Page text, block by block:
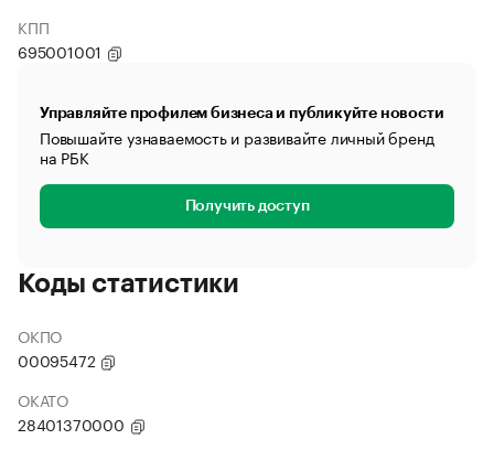
КПП
695001001
Управляйте профилем бизнеса и публикуйте новости
Повышайте узнаваемость и развивайте личный бренд
на РБК
Получить доступ
Коды статистики
ОКПО
00095472
ОКАТО
28401370000